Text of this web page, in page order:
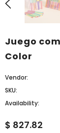
Juego
Color
Vendor:
SKU:
Availability:
$ 827.82